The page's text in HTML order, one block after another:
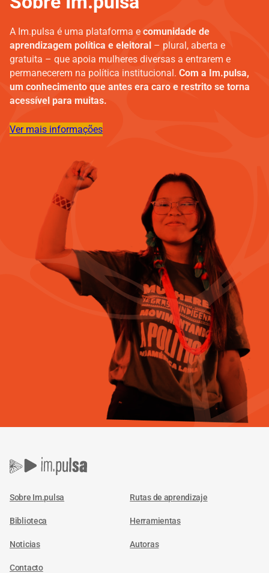
A Im.pulsa é uma plataforma e comunidade de
aprendizagem política e eleitoral – plural, aberta e
gratuita – que apoia mulheres diversas a entrarem e
permanecerem na política institucional. Com a Im.pulsa,
um conhecimento que antes era caro e restrito se torna
acessível para muitas.
Ver mais informações
Sobre Im.pulsa Rutas de aprendizaje
Biblioteca Herramientas
Noticias Autoras
Contacto